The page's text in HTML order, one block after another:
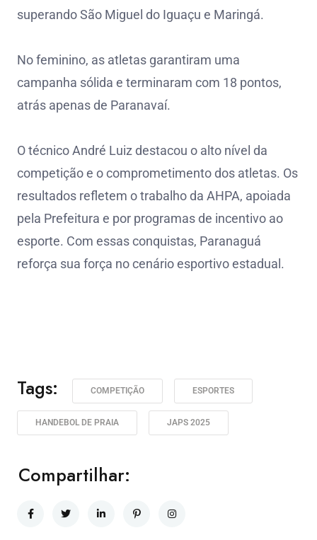
superando São Miguel do Iguaçu e Maringá.
No feminino, as atletas garantiram uma
campanha sólida e terminaram com 18 pontos,
atrás apenas de Paranavaí.
O técnico André Luiz destacou o alto nível da
competição e o comprometimento dos atletas. Os
resultados refletem o trabalho da AHPA, apoiada
pela Prefeitura e por programas de incentivo ao
esporte. Com essas conquistas, Paranaguá
reforça sua força no cenário esportivo estadual.
Tags: COMPETIÇÃO ESPORTES
HANDEBOL DE PRAIA JAPS 2025
Compartilhar: